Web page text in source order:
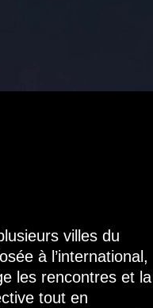
villes du
à l’international,
les rencontres et la
tout en